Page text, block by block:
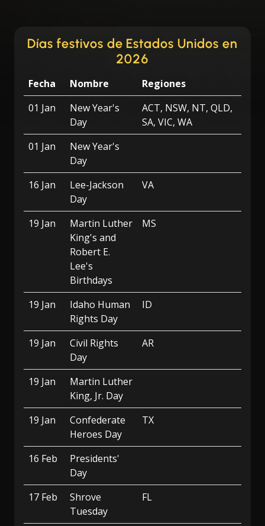
Días festivos de Estados Unidos en
2026
Fecha Nombre
Regiones
01 Jan
New Year's
Day
ACT, NSW, NT, QLD,
SA, VIC, WA
01 Jan
New Year's
Day
16 Jan
Lee-Jackson
Day
VA
19 Jan
Martin Luther
King's and
Robert E.
Lee's
Birthdays
MS
19 Jan
Idaho Human
Rights Day
ID
19 Jan
Civil Rights
Day
AR
19 Jan
Martin Luther
King, Jr. Day
19 Jan
Confederate
Heroes Day
TX
16 Feb
Presidents'
Day
17 Feb
Shrove
Tuesday
FL